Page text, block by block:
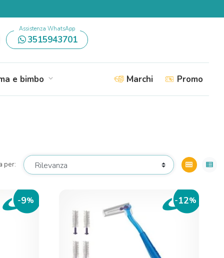
Assistenza WhatsApp
3515943701
e bimbo expand_more Marchi Promo
per: view_module view_list
-9% -12%